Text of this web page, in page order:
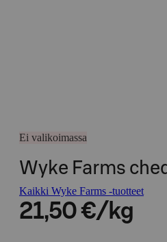
Ei valikoimassa
Wyke Farms
Kaikki Wyke Farms -tuotteet
21,50 €/kg